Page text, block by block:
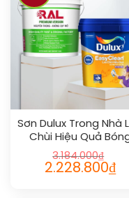
Sơn Dulux Trong Nhà
Chùi Hiệu Quả
3.184.000₫
2.228.800₫